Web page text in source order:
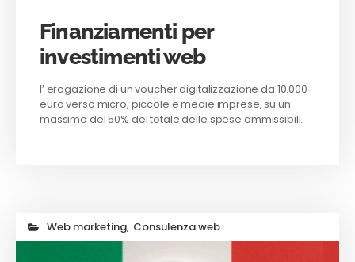
Finanziamenti per
investimenti web
l’ erogazione di un voucher digitalizzazione da 10.000
euro verso micro, piccole e medie imprese, su un
massimo del 50% del totale delle spese ammissibili.
Web marketing, Consulenza web